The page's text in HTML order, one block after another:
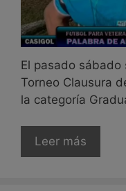
El pasado
Torneo Clausura
la categoría
Leer más